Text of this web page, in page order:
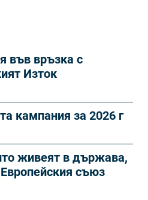
във връзка с
Изток
кампания за 2026 г
живеят в държава,
съюз